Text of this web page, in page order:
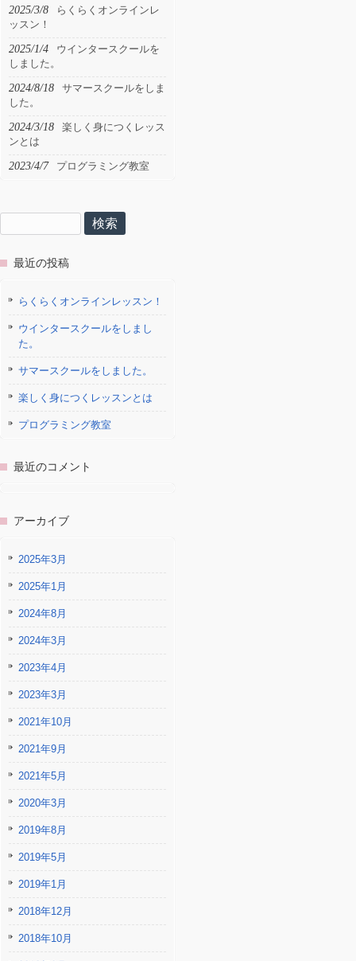
2025/3/8
らくらくオンラインレ
ッスン！
2025/1/4
ウインタースクールを
しました。
2024/8/18
サマースクールをしま
した。
2024/3/18
楽しく身につくレッス
ンとは
2023/4/7 プログラミング教室
索:
最近の投稿
らくらくオンラインレッスン！
ウインタースクールをしまし
た。
サマースクールをしました。
楽しく身につくレッスンとは
プログラミング教室
最近のコメント
アーカイブ
2025年3月
2025年1月
2024年8月
2024年3月
2023年4月
2023年3月
2021年10月
2021年9月
2021年5月
2020年3月
2019年8月
2019年5月
2019年1月
2018年12月
2018年10月